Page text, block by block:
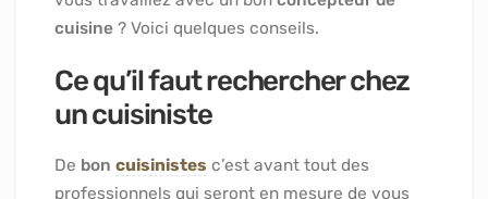
cuisine ? Voici quelques conseils.
Ce qu’il faut rechercher chez
un cuisiniste
De bon cuisinistes c’est avant tout des
professionnels qui seront en mesure de vous